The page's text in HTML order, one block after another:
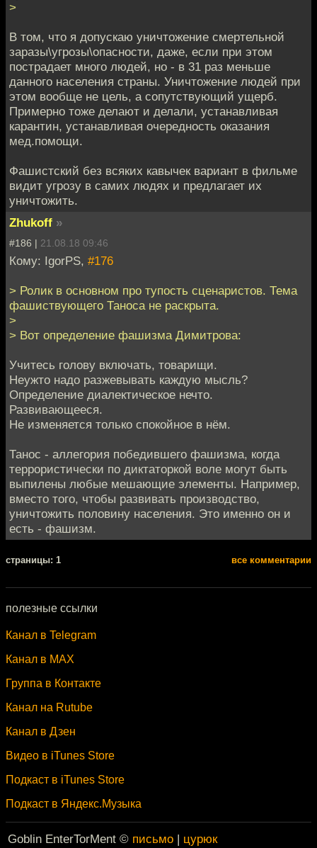
>
В том, что я допускаю уничтожение смертельной
заразы\угрозы\опасности, даже, если при этом
пострадает много людей, но - в 31 раз меньше
данного населения страны. Уничтожение людей при
этом вообще не цель, а сопутствующий ущерб.
Примерно тоже делают и делали, устанавливая
карантин, устанавливая очередность оказания
мед.помощи.
Фашистский без всяких кавычек вариант в фильме
видит угрозу в самих людях и предлагает их
уничтожить.
Zhukoff »
#186 | 21.08.18 09:46
Кому: IgorPS, #176
> Ролик в основном про тупость сценаристов. Тема
фашиствующего Таноса не раскрыта.
>
> Вот определение фашизма Димитрова:
Учитесь голову включать, товарищи.
Неужто надо разжевывать каждую мысль?
Определение диалектическое нечто.
Развивающееся.
Не изменяется только спокойное в нём.
Танос - аллегория победившего фашизма, когда
террористически по диктаторкой воле могут быть
выпилены любые мешающие элементы. Например,
вместо того, чтобы развивать производство,
уничтожить половину населения. Это именно он и
есть - фашизм.
cтраницы: 1 все комментарии
полезные ссылки
Канал в Telegram
Канал в MAX
Группа в Контакте
Канал на Rutube
Канал в Дзен
Видео в iTunes Store
Подкаст в iTunes Store
Подкаст в Яндекс.Музыка
Goblin EnterTorMent © письмо | цурюк